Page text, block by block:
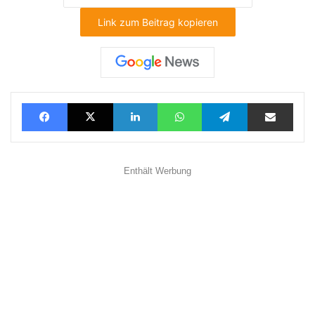
Link zum Beitrag kopieren
FacebookX LinkedInWhatsAppTelegramTeilen via E-Mail
Enthält Werbung